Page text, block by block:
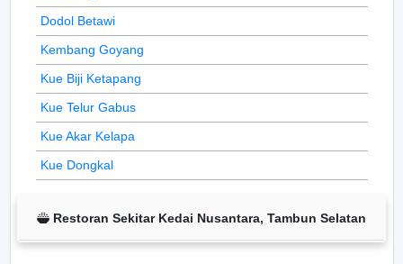
Dodol Betawi
Kembang Goyang
Kue Biji Ketapang
Kue Telur Gabus
Kue Akar Kelapa
Kue Dongkal
Restoran Sekitar Kedai Nusantara, Tambun Selatan